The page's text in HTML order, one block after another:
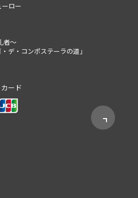
ロー
者～
デ・コンポステーラの道」
ード